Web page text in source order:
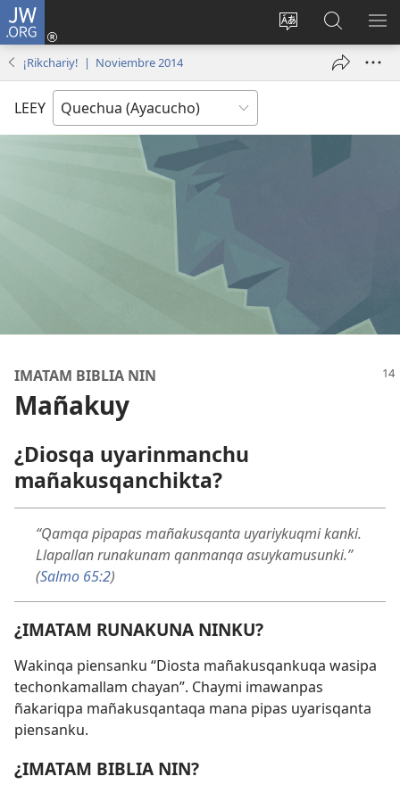
JW.ORG
Rimaynikita
cambianapaq
Qallarinaykipaq
(abre
JW.ORG
nisqapi
¡Rikchariy! | Noviembre 2014
LEEY
IMATAM BIBLIA NIN
Mañakuy
¿Diosqa uyarinmanchu
mañakusqanchikta?
“Qamqa pipapas mañakusqanta uyariykuqmi kanki.
Llapallan runakunam qanmanqa asuykamusunki.”
(Salmo 65:2)
¿IMATAM RUNAKUNA NINKU?
Wakinqa piensanku “Diosta mañakusqankuqa wasipa
techonkamallam chayan”. Chaymi imawanpas
ñakariqpa mañakusqantaqa mana pipas uyarisqanta
piensanku.
¿IMATAM BIBLIA NIN?